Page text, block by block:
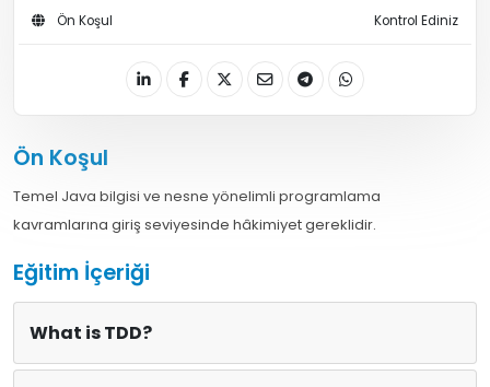
Ön Koşul Kontrol Ediniz
Ön Koşul
Temel Java bilgisi ve nesne yönelimli programlama
kavramlarına giriş seviyesinde hâkimiyet gereklidir.
Eğitim İçeriği
What is TDD?